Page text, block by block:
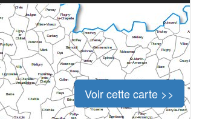
Voir cette carte >>